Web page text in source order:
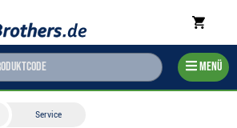
Menü
Service